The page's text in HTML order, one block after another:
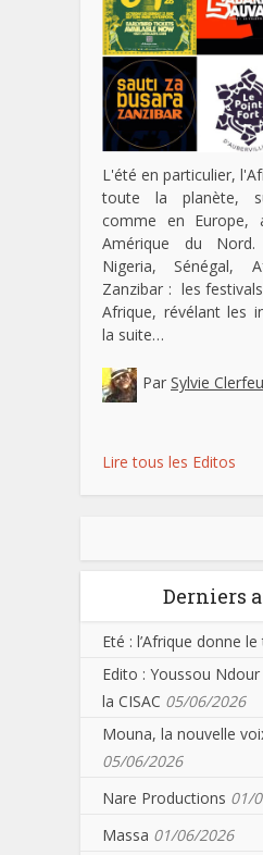
L'été en particulier,
toute la planète,
comme en Europe,
Amérique du Nord.
Nigeria, Sénégal,
Zanzibar : les
Afrique, révélant les
la suite…
Par Sylvie
Lire tous les Editos
Derniers
Eté : l’Afrique donne
Edito : Youssou
la CISAC 05/06/2026
Mouna, la nouvelle
05/06/2026
Nare Productions 01/
Massa 01/06/2026